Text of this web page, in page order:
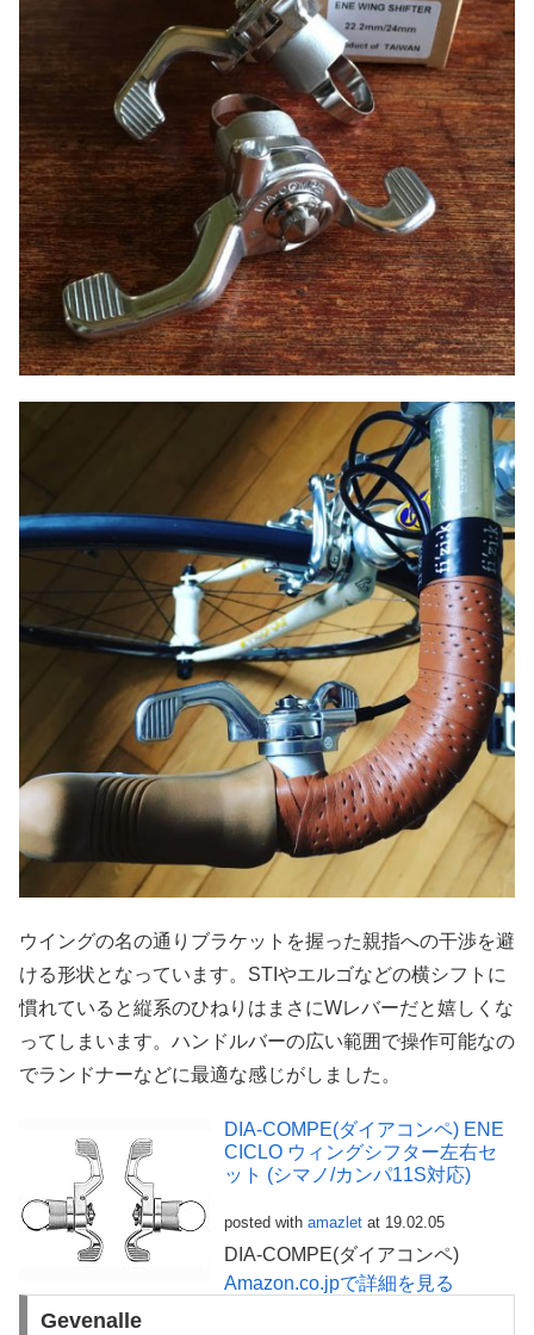
ウイングの名の通りブラケットを握った親指への干渉を避
ける形状となっています。STIやエルゴなどの横シフトに
慣れていると縦系のひねりはまさにWレバーだと嬉しくな
ってしまいます。ハンドルバーの広い範囲で操作可能なの
でランドナーなどに最適な感じがしました。
DIA-COMPE(ダイアコンペ) ENE
CICLO ウィングシフター左右セ
ット (シマノ/カンパ11S対応)
posted with amazlet at 19.02.05
DIA-COMPE(ダイアコンペ)
Amazon.co.jpで詳細を見る
Gevenalle